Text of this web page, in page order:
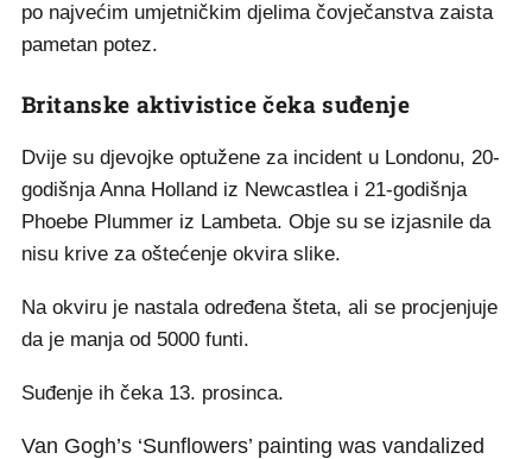
po najvećim umjetničkim djelima čovječanstva zaista
pametan potez.
Britanske aktivistice čeka suđenje
Dvije su djevojke optužene za incident u Londonu, 20-
godišnja Anna Holland iz Newcastlea i 21-godišnja
Phoebe Plummer iz Lambeta. Obje su se izjasnile da
nisu krive za oštećenje okvira slike.
Na okviru je nastala određena šteta, ali se procjenjuje
da je manja od 5000 funti.
Suđenje ih čeka 13. prosinca.
Van Gogh’s ‘Sunflowers’ painting was vandalized